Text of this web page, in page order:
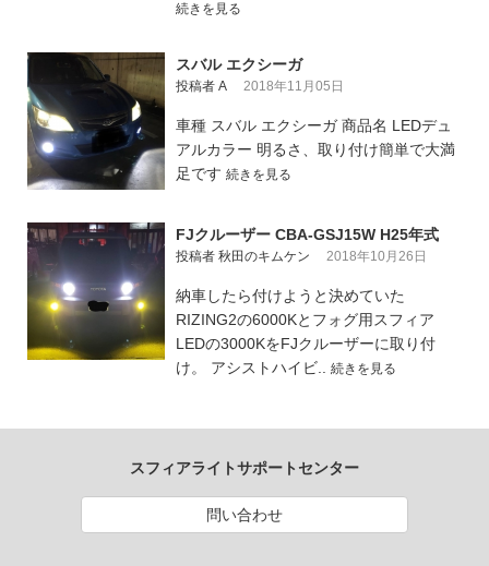
続きを見る
スバル エクシーガ
投稿者 A 2018年11月05日
車種 スバル エクシーガ 商品名 LEDデュ
アルカラー 明るさ、取り付け簡単で大満
足です 続きを見る
FJクルーザー CBA-GSJ15W H25年式
投稿者 秋田のキムケン 2018年10月26日
納車したら付けようと決めていた
RIZING2の6000Kとフォグ用スフィア
LEDの3000KをFJクルーザーに取り付
け。 アシストハイビ.. 続きを見る
スフィアライトサポートセンター
問い合わせ